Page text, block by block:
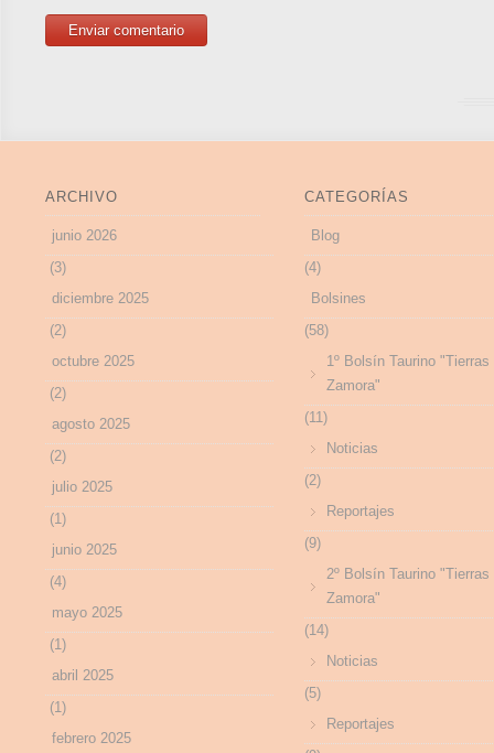
ARCHIVO
junio 2026
(3)
diciembre 2025
(2)
octubre 2025
(2)
agosto 2025
(2)
julio 2025
(1)
junio 2025
(4)
mayo 2025
(1)
abril 2025
(1)
febrero 2025
CATEGORÍAS
Blog
(4)
Bolsines
(58)
1º Bolsín Taurino "Tierras
Zamora"
(11)
Noticias
(2)
Reportajes
(9)
2º Bolsín Taurino "Tierras
Zamora"
(14)
Noticias
(5)
Reportajes